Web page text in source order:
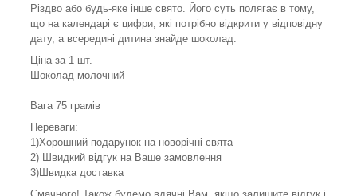
Різдво або будь-яке інше свято. Його суть полягає в тому,
що на календарі є цифри, які потрібно відкрити у відповідну
дату, а всередині дитина знайде шоколад.
Ціна за 1 шт.
Шоколад молочний
Вага 75 грамів
Переваги:
1)Хорошний подарунок на новорічні свята
2) Швидкий відгук на Ваше замовлення
3)Швидка доставка